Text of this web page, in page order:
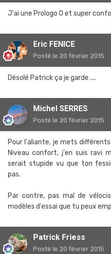
J'ai une Prologo 0 et super
Eric FENICE
Posté le 20 février 2015
Désolé Patrick ça je garde ....
Michel SERRES
Posté le 20 février 2015
Pour l'aliante, je mets
Niveau confort, j'en suis ravi
serait stupide vu que ton
pas.
Par contre, pas mal de
modèles d'essai que tu peux
Patrick Friess
Posté le 20 février 2015